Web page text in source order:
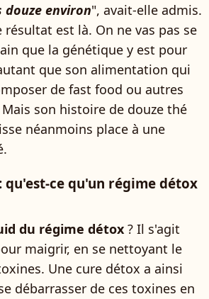
douze environ", avait-elle admis.
est là. On ne vas pas se
que la génétique y est pour
que son alimentation qui
de fast food ou autres
son histoire de douze thé
néanmoins place à une
qu'est-ce qu'un régime détox
du régime détox ? Il s'agit
maigrir, en se nettoyant le
Une cure détox a ainsi
débarrasser de ces toxines en